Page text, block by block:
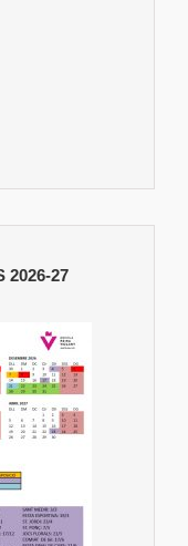
2026-27